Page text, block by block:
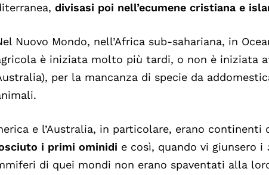
divisasi poi nell’ecumene cristiana e
Nuovo Mondo, nell’Africa sub-sahariana, in
è iniziata molto più tardi, o non è iniziata
per la mancanza di specie da
e l’Australia, in particolare, erano continenti
i primi ominidi e così, quando vi giunsero i
di quei mondi non erano spaventati alla